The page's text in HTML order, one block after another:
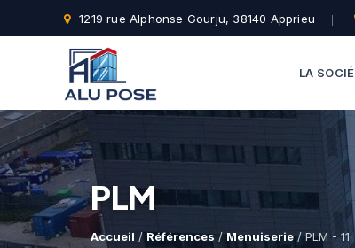
1219 rue Alphonse Gourju, 38140 Apprieu
LA
PLM
Accueil / Références /Menuiserie/ PLM - 11